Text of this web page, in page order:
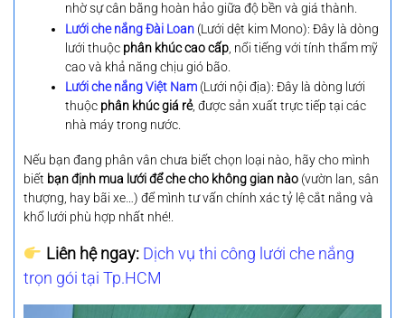
nhờ sự cân bằng hoàn hảo giữa độ bền và giá thành.
Lưới che nắng Đài Loan (Lưới dệt kim Mono): Đây là dòng
lưới thuộc phân khúc cao cấp , nổi tiếng với tính thẩm mỹ
cao và khả năng chịu gió bão.
Lưới che nắng Việt Nam (Lưới nội địa): Đây là dòng lưới
thuộc phân khúc giá rẻ, được sản xuất trực tiếp tại các
nhà máy trong nước.
Nếu bạn đang phân vân chưa biết chọn loại nào, hãy cho mình
biết bạn định mua lưới để che cho không gian nào (vườn lan, sân
thượng, hay bãi xe…) để mình tư vấn chính xác tỷ lệ cắt nắng và
khổ lưới phù hợp nhất nhé!.
Liên hệ ngay:Dịch vụ thi công lưới che nắng
trọn gói tại Tp.HCM